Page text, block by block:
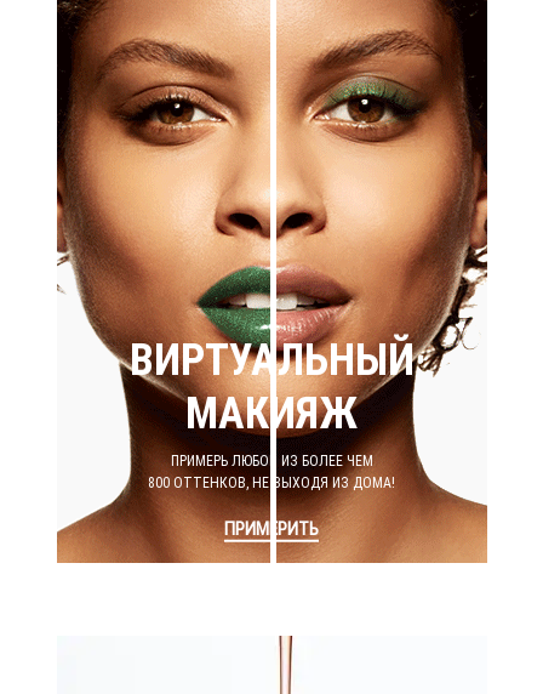
ВИРТУАЛЬНЫЙ
МАКИЯЖ
ПРИМЕРЬ ЛЮБОЙ ИЗ БОЛЕЕ ЧЕМ
800 ОТТЕНКОВ, НЕ ВЫХОДЯ ИЗ ДОМА!
ПРИМЕРИТЬ